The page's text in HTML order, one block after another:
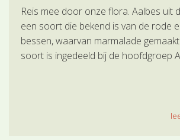
Reis mee door onze flora. Aalbes uit
een soort die bekend is van de rode
bessen, waarvan marmalade
soort is ingedeeld bij de hoofdgroep